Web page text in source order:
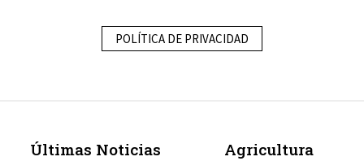
POLÍTICA DE PRIVACIDAD
Últimas Noticias
Agricultura